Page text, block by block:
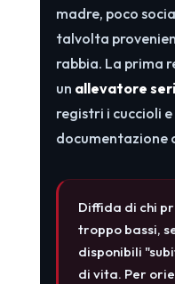
madre, poco
talvolta
rabbia. La prima
un allevatore
registri i cuccioli
documentazione
Diffida di chi
troppo bassi,
disponibili
di vita. Per